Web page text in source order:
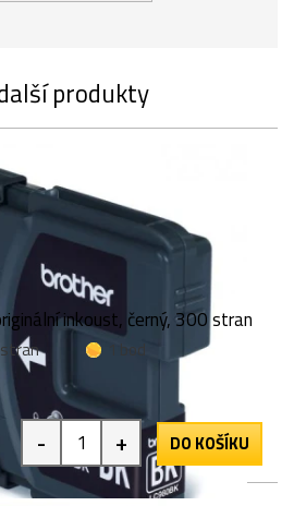
produkty
inkoust, černý, 300 stran
1 bod
- + DO KOŠÍKU